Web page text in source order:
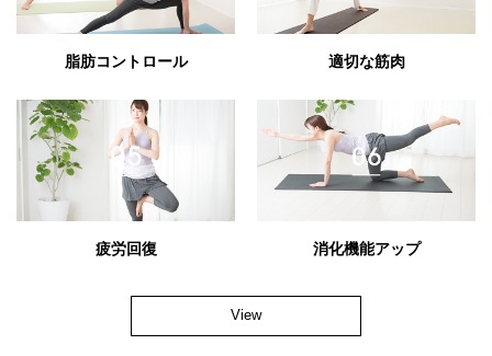
脂肪コントロール 適切な筋肉
疲労回復 消化機能アップ
View